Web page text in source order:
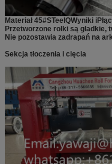
Materiał 45#STeel QWyniki iP
Przetworzone rolki są gładkie,
Nie pozostawia zadrapań na
Sekcja tłoczenia i cięcia